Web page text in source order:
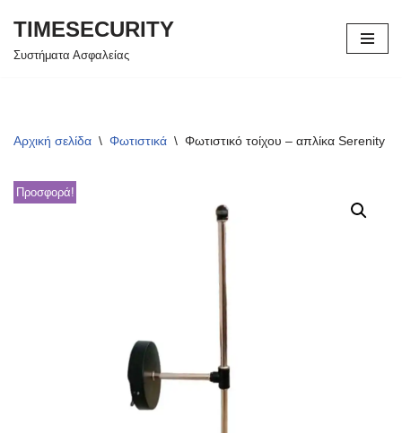
Μεταπηδήστε
TIMESECURITY
Συστήματα Ασφαλείας
Αρχική σελίδα \ Φωτιστικά \ Φωτιστικό τοίχου – απλίκα Serenity
Προσφορά!